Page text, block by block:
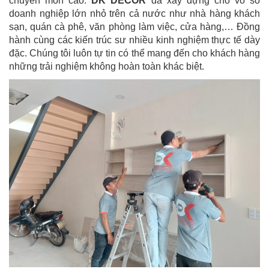
doanh nghiệp lớn nhỏ trên cả nước như nhà hàng khách
sạn, quán cà phê, văn phòng làm việc, cửa hàng,… Đồng
hành cùng các kiến ​​trúc sư nhiều kinh nghiệm thực tế dày
đặc. Chúng tôi luôn tự tin có thể mang đến cho khách hàng
những trải nghiệm không hoàn toàn khác biệt.